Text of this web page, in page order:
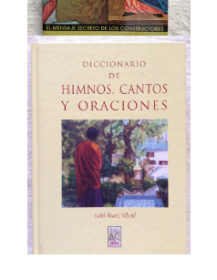
Matemáticas
Medicina
Música
Naturaleza
Novela Extranjera
Novela fantástica
Novela histórica